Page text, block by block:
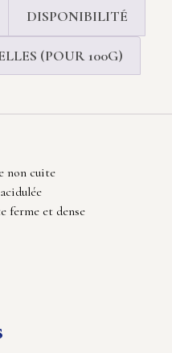
DISPONIBILITÉ
(POUR 100G)
non cuite
ferme et dense